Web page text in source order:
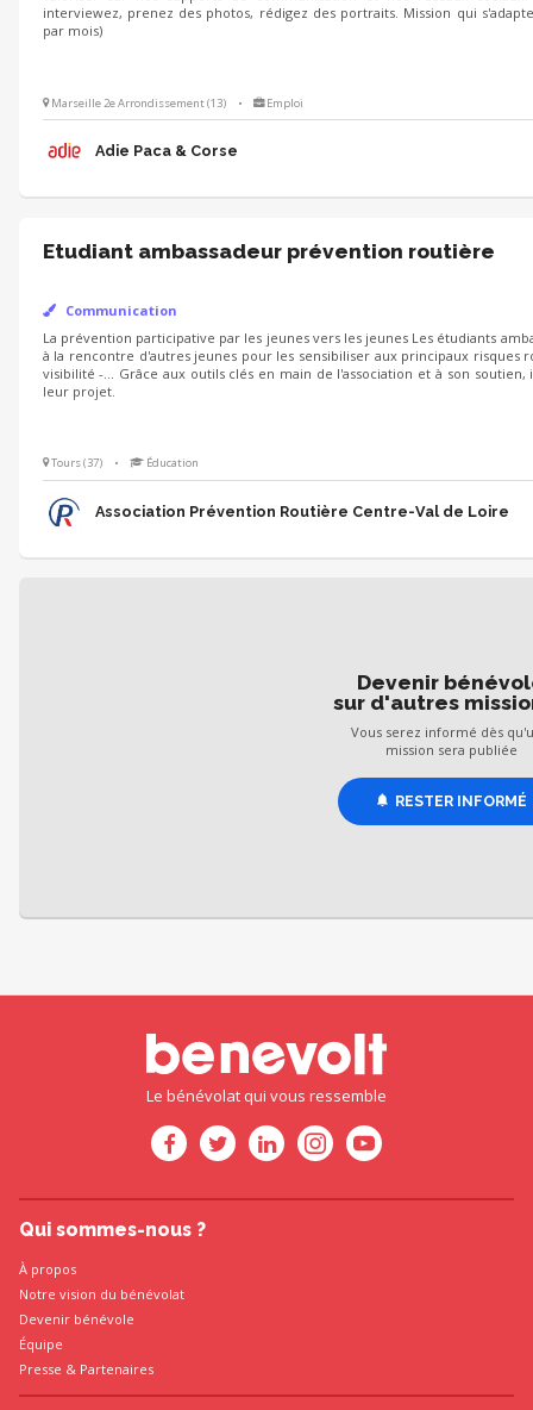
interviewez, prenez des photos, rédigez des portraits. Mission qui
par mois)
Marseille 2e Arrondissement (13) • Emploi
Adie Paca & Corse
Etudiant ambassadeur prévention routière
Communication
La prévention participative par les jeunes vers les jeunes Les étudiants
à la rencontre d'autres jeunes pour les sensibiliser aux principaux
visibilité -... Grâce aux outils clés en main de l'association et à son
leur projet.
Tours (37) • Éducation
Association Prévention Routière Centre-Val de Loire
Devenir
sur d'autres
Vous serez informé dès
mission sera publiée
RESTER INFORMÉ
Le bénévolat qui vous ressemble
Qui sommes-nous ?
À propos
Notre vision du bénévolat
Devenir bénévole
Équipe
Presse & Partenaires